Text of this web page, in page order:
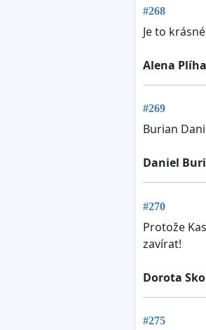
#268
Je to
Alena
#269
Burian
Daniel
#270
Protože
zavírat!
Dorota
#275